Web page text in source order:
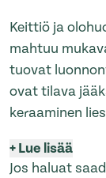
Keittiö ja
mahtuu
tuovat
ovat tilava
keraaminen
+Lue lisää
Jos haluat